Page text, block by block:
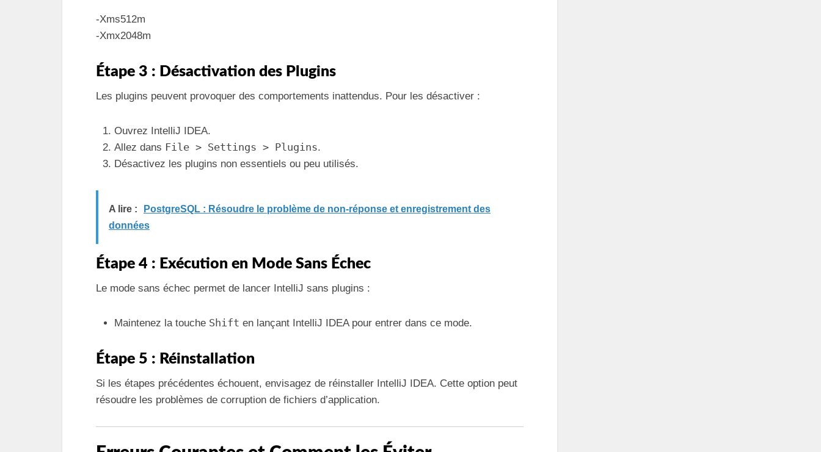
-Xms512m
-Xmx2048m
Étape 3 : Désactivation des Plugins
Les plugins peuvent provoquer des comportements inattendus. Pour les désactiver :
Ouvrez IntelliJ IDEA.
Allez dans File > Settings > Plugins.
Désactivez les plugins non essentiels ou peu utilisés.
A lire :
PostgreSQL : Résoudre le problème de non-réponse et enregistrement des
données
Étape 4 : Exécution en Mode Sans Échec
Le mode sans échec permet de lancer IntelliJ sans plugins :
Maintenez la touche Shift en lançant IntelliJ IDEA pour entrer dans ce mode.
Étape 5 : Réinstallation
Si les étapes précédentes échouent, envisagez de réinstaller IntelliJ IDEA. Cette option peut
résoudre les problèmes de corruption de fichiers d’application.